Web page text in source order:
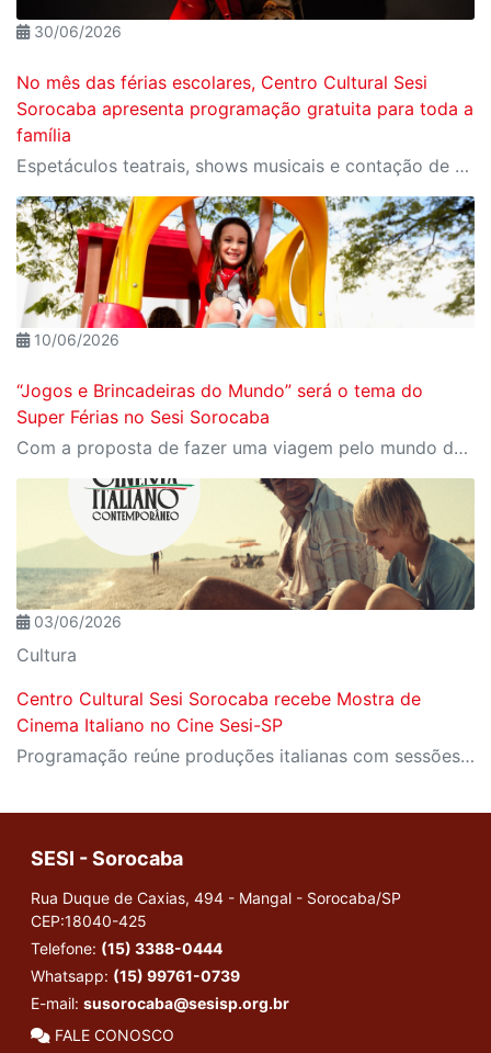
30/06/2026
No mês das férias escolares, Centro Cultural Sesi
Sorocaba apresenta programação gratuita para toda a
família
Espetáculos teatrais, shows musicais e contação de histórias estão entre as atrações oferecidas durante o mês de julho, de quarta-feira a domingo, com entrada gratuita
10/06/2026
“Jogos e Brincadeiras do Mundo” será o tema do
Super Férias no Sesi Sorocaba
Com a proposta de fazer uma viagem pelo mundo das brincadeiras, o programa acontece nas férias escolares de julho, com uma programação exclusiva para as crianças
03/06/2026
Cultura
Centro Cultural Sesi Sorocaba recebe Mostra de
Cinema Italiano no Cine Sesi-SP
Programação reúne produções italianas com sessões gratuitas
SESI - Sorocaba
Rua Duque de Caxias, 494 - Mangal - Sorocaba/SP
CEP:18040-425
Telefone: (15) 3388-0444
Whatsapp: (15) 99761-0739
E-mail: susorocaba@sesisp.org.br
FALE CONOSCO